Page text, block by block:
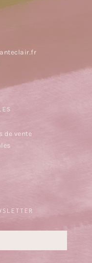
de vente